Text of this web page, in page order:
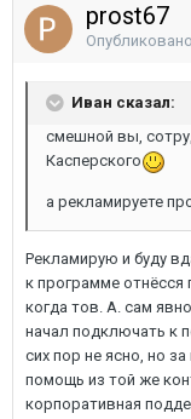
prost67
Опубликовано
Иван сказал:
смешной вы,
Касперского
а рекламируете
Рекламирую и буду
к программе отнёсся
когда тов. А. сам
начал подключать к
сих пор не ясно, но
помощь из той же
корпоративная